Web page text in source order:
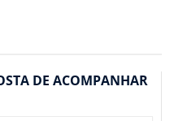
DE ACOMPANHAR